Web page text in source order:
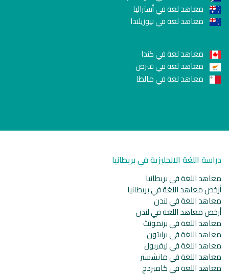
معاهد لغة في أستراليا
معاهد لغة في نيوزيلندا
معاهد لغة في كندا
معاهد لغة في قبرص
معاهد لغة في مالطا
دراسة اللغة الانجليزية في بريطانيا
معاهد اللغة في بريطانيا
أرخص معاهد اللغة في بريطانيا
معاهد اللغة في لندن
أرخص معاهد اللغة في لندن
معاهد اللغة في برنمونث
معاهد اللغة في برايتون
معاهد اللغة في ليفربول
معاهد اللغة في مانشستر
معاهد اللغة في كامبردج